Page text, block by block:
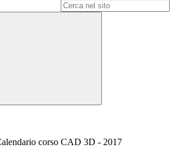
corso CAD 3D - 2017